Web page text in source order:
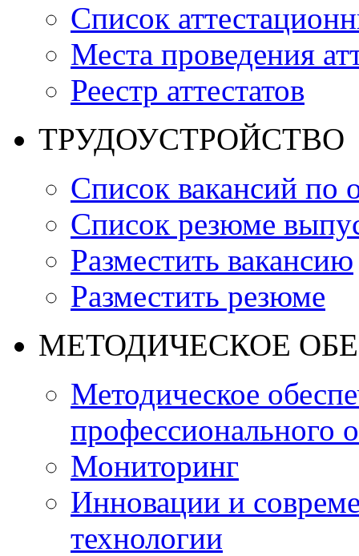
Список
Места проведения
Реестр аттестатов
ТРУДОУСТРОЙСТВО
Список вакансий по
Список резюме
Разместить вакансию
Разместить резюме
МЕТОДИЧЕСКОЕ
Методическое
профессионального
Мониторинг
Инновации и
технологии